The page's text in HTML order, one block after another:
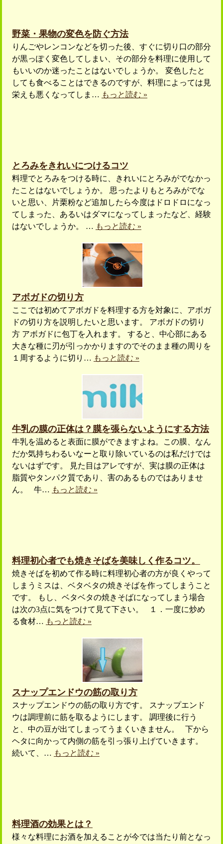
野菜・果物の変色を防ぐ方法
りんごやレンコンなどを切った後、すぐに切り口の部分
が黒っぽく変色してしまい、その部分を料理に使用して
もいいのか迷ったことはないでしょうか。 変色したと
しても食べることはできるのですが、料理によっては見
栄えも悪くなってしま… もっと読む »
とろみをきれいにつけるコツ
料理でとろみをつける時に、きれいにとろみがでなかっ
たことはないでしょうか。 思ったよりもとろみがでな
いと思い、片栗粉など追加したら今度はドロドロになっ
てしまった、あるいはダマになってしまったなど、経験
はないでしょうか。 … もっと読む »
アボガドの切り方
ここでは初めてアボガドを料理する方を対象に、アボガ
ドの切り方を説明したいと思います。 アボガドの切り
方 アボガドに包丁を入れます。 すると、中心部にある
大きな種に刃が引っかかりますのでそのまま種の周りを
１周するように切り… もっと読む »
牛乳の膜の正体は？膜を張らないようにする方法
牛乳を温めると表面に膜ができますよね。この膜、なん
だか気持ちわるいなーと取り除いているのは私だけでは
ないはずです。 見た目はアレですが、実は膜の正体は
脂質やタンパク質であり、害のあるものではありませ
ん。 牛… もっと読む »
料理初心者でも焼きそばを美味しく作るコツ。
焼きそばを初めて作る時に料理初心者の方が良くやって
しまうミスは、ベタベタの焼きそばを作ってしまうこと
です。 もし、ベタベタの焼きそばになってしまう場合
は次の3点に気をつけて見て下さい。 １．一度に炒め
る食材… もっと読む »
スナップエンドウの筋の取り方
スナップエンドウの筋の取り方です。 スナップエンド
ウは調理前に筋を取るようにします。 調理後に行う
と、中の豆が出てしまってうまくいきません。 下から
ヘタに向かって内側の筋を引っ張り上げていきます。
続いて、… もっと読む »
料理酒の効果とは？
様々な料理にお酒を加えることが今では当たり前となっ